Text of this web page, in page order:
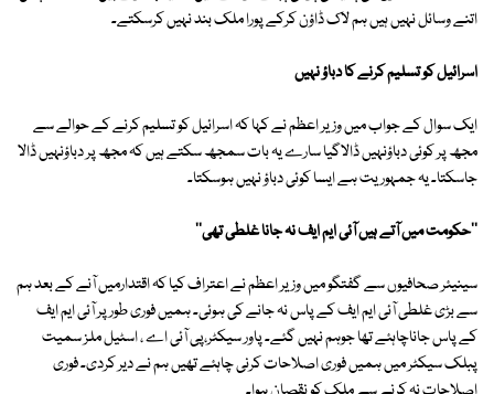
اتنے وسائل نہیں ہیں ہم لاک ڈاؤن کرکے پورا ملک بند نہیں کرسکتے۔
اسرائیل کو تسلیم کرنے کا دباؤ نہیں
ایک سوال کے جواب میں وزیر اعظم نے کہا کہ اسرائیل کو تسلیم کرنے کے حوالے سے
مجھ پر کوئی دباؤنہیں ڈالاگیا سارے یہ بات سمجھ سکتے ہیں کہ مجھ پر دباؤنہیں ڈالا
جاسکتا۔ یہ جمہوریت ہے ایسا کوئی دباؤ نہیں ہوسکتا۔
''حکومت میں آتے ہیں آئی ایم ایف نہ جانا غلطی تھی''
سینیئر صحافیوں سے گفتگو میں وزیر اعظم نے اعتراف کیا کہ اقتدارمیں آنے کے بعد ہم
سے بڑی غلطی آئی ایم ایف کے پاس نہ جانے کی ہوئی۔ ہمیں فوری طور پر آئی ایم ایف
کے پاس جاناچاہئے تھا جوہم نہیں گئے۔ پاور سیکٹر،پی آئی اے ، اسٹیل ملز سمیت
پبلک سیکٹر میں ہمیں فوری اصلاحات کرنی چاہئے تھیں ہم نے دیر کردی۔ فوری